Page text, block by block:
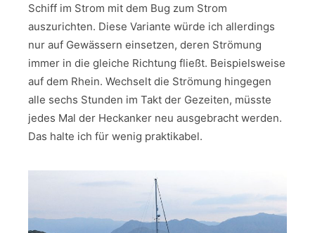
Schiff im Strom mit dem Bug zum Strom
auszurichten. Diese Variante würde ich allerdings
nur auf Gewässern einsetzen, deren Strömung
immer in die gleiche Richtung fließt. Beispielsweise
auf dem Rhein. Wechselt die Strömung hingegen
alle sechs Stunden im Takt der Gezeiten, müsste
jedes Mal der Heckanker neu ausgebracht werden.
Das halte ich für wenig praktikabel.